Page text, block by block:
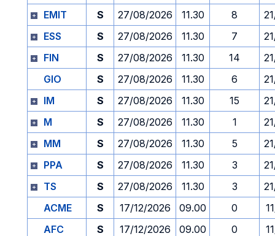
EMIT
S 27/08/2026 11.30 8
ESS
S 27/08/2026 11.30 7
FIN
S 27/08/2026 11.30 14
GIO
S 27/08/2026 11.30 6
IM
S 27/08/2026 11.30 15
M
S 27/08/2026 11.30 1
MM
S 27/08/2026 11.30 5
PPA
S 27/08/2026 11.30 3
TS
S 27/08/2026 11.30 3
ACME
S 17/12/2026 09.00 0
AFC
S 17/12/2026 09.00 0